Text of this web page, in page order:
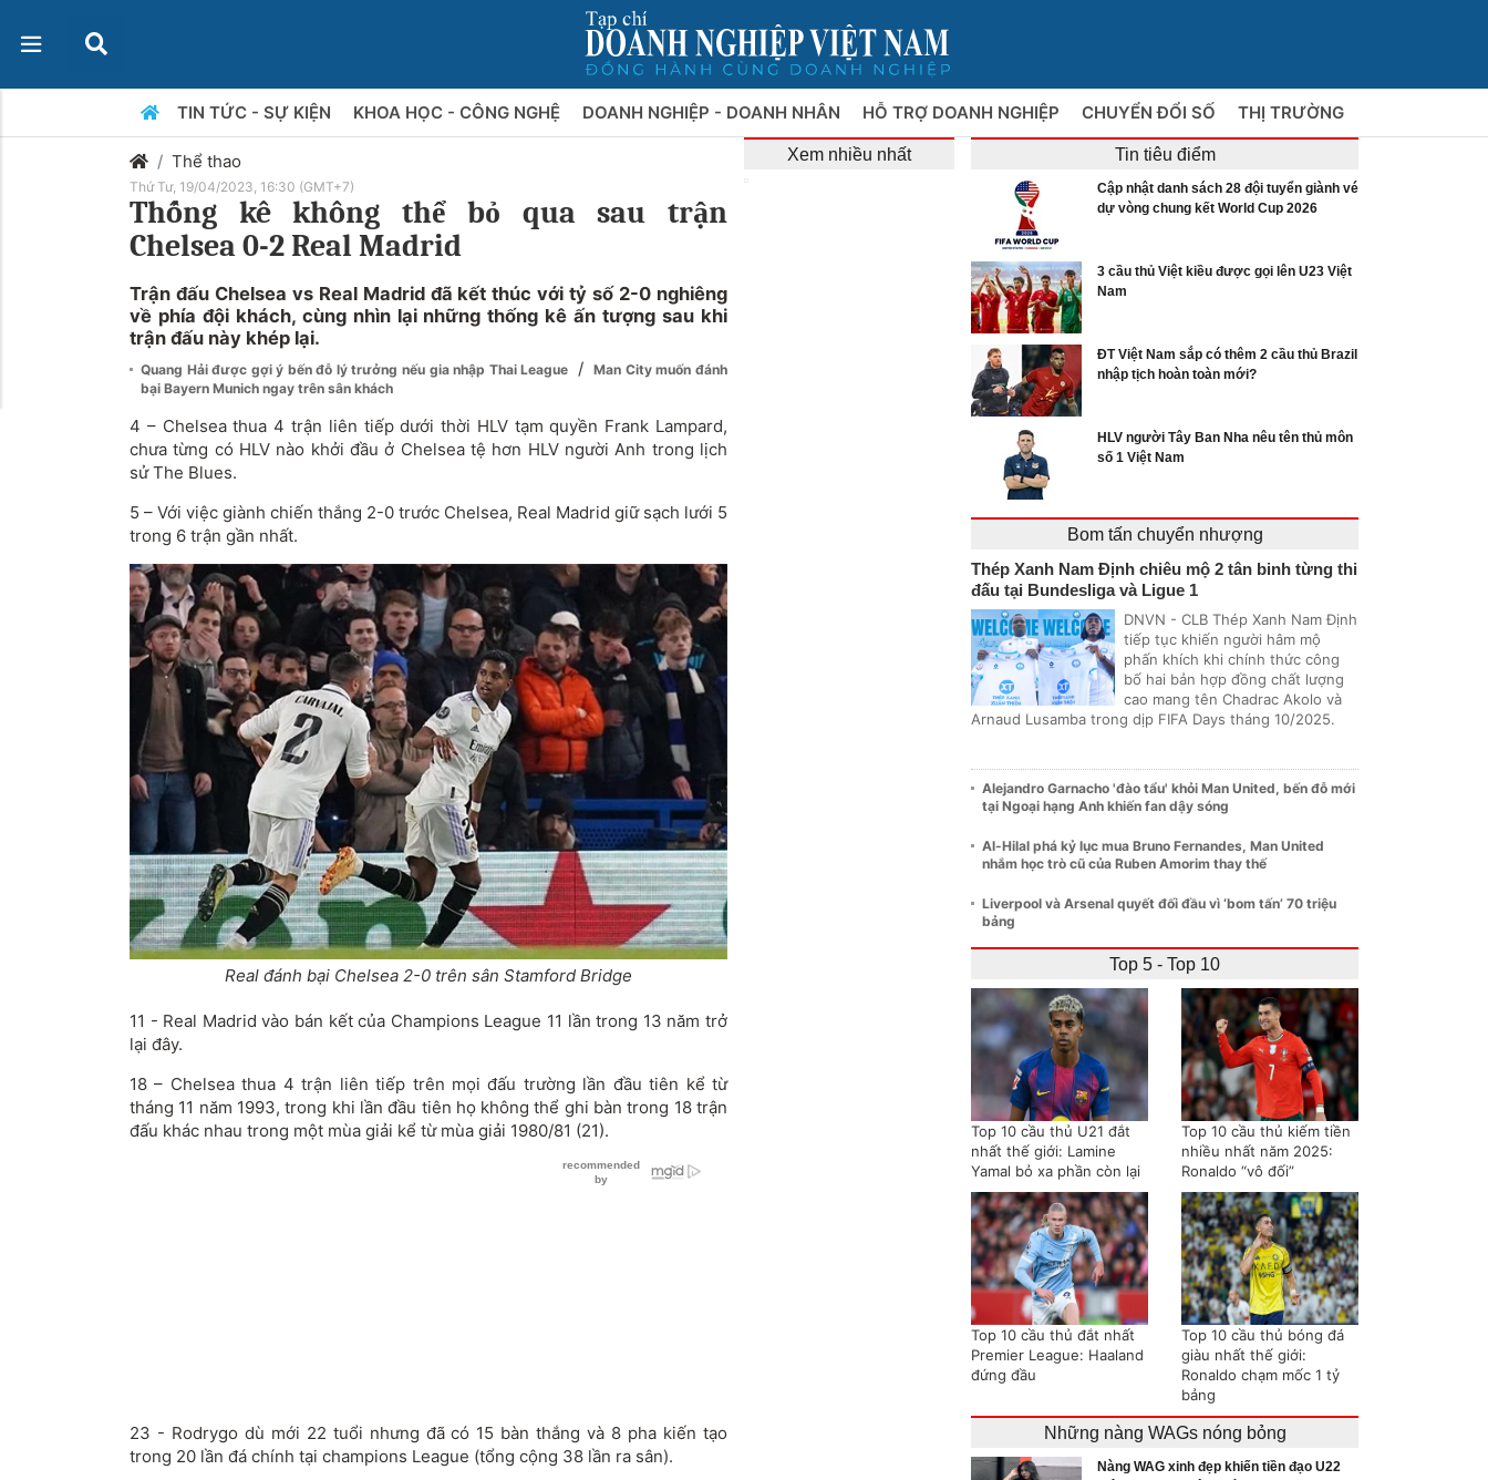
TIN TỨC - SỰ KIỆN KHOA HỌC - CÔNG NGHỆ DOANH NGHIỆP - DOANH NHÂN HỖ TRỢ DOANH NGHIỆP CHUYỂN ĐỔI SỐ THỊ TRƯỜNG
Thể thao
Thứ Tư, 19/04/2023, 16:30 (GMT+7)
Thống kê không thể bỏ qua sau trận
Chelsea 0-2 Real Madrid
Trận đấu Chelsea vs Real Madrid đã kết thúc với tỷ số 2-0 nghiêng
về phía đội khách, cùng nhìn lại những thống kê ấn tượng sau khi
trận đấu này khép lại.
Quang Hải được gợi ý bến đỗ lý trưởng nếu gia nhập Thai League /
Man City muốn đánh
bại Bayern Munich ngay trên sân khách
4 – Chelsea thua 4 trận liên tiếp dưới thời HLV tạm quyền Frank Lampard,
chưa từng có HLV nào khởi đầu ở Chelsea tệ hơn HLV người Anh trong lịch
sử The Blues.
5 – Với việc giành chiến thắng 2-0 trước Chelsea, Real Madrid giữ sạch lưới 5
trong 6 trận gần nhất.
Real đánh bại Chelsea 2-0 trên sân Stamford Bridge
11 - Real Madrid vào bán kết của Champions League 11 lần trong 13 năm trở
lại đây.
18 – Chelsea thua 4 trận liên tiếp trên mọi đấu trường lần đầu tiên kể từ
tháng 11 năm 1993, trong khi lần đầu tiên họ không thể ghi bàn trong 18 trận
đấu khác nhau trong một mùa giải kể từ mùa giải 1980/81 (21).
23 - Rodrygo dù mới 22 tuổi nhưng đã có 15 bàn thắng và 8 pha kiến tạo
trong 20 lần đá chính tại champions League (tổng cộng 38 lần ra sân).
Xem nhiều nhất Tin tiêu điểm
Cập nhật danh sách 28 đội tuyển giành vé
dự vòng chung kết World Cup 2026
3 cầu thủ Việt kiều được gọi lên U23 Việt
Nam
ĐT Việt Nam sắp có thêm 2 cầu thủ Brazil
nhập tịch hoàn toàn mới?
HLV người Tây Ban Nha nêu tên thủ môn
số 1 Việt Nam
Bom tấn chuyển nhượng
Thép Xanh Nam Định chiêu mộ 2 tân binh từng thi
đấu tại Bundesliga và Ligue 1
DNVN - CLB Thép Xanh Nam Định
tiếp tục khiến người hâm mộ
phấn khích khi chính thức công
bố hai bản hợp đồng chất lượng
cao mang tên Chadrac Akolo và
Arnaud Lusamba trong dịp FIFA Days tháng 10/2025.
Alejandro Garnacho 'đào tẩu' khỏi Man United, bến đỗ mới
tại Ngoại hạng Anh khiến fan dậy sóng
Al-Hilal phá kỷ lục mua Bruno Fernandes, Man United
nhắm học trò cũ của Ruben Amorim thay thế
Liverpool và Arsenal quyết đối đầu vì ‘bom tấn’ 70 triệu
bảng
Top 5 - Top 10
Top 10 cầu thủ U21 đắt
nhất thế giới: Lamine
Yamal bỏ xa phần còn lại
Top 10 cầu thủ kiếm tiền
nhiều nhất năm 2025:
Ronaldo “vô đối”
Top 10 cầu thủ đắt nhất
Premier League: Haaland
đứng đầu
Top 10 cầu thủ bóng đá
giàu nhất thế giới:
Ronaldo chạm mốc 1 tỷ
bảng
Những nàng WAGs nóng bỏng
Nàng WAG xinh đẹp khiến tiền đạo U22